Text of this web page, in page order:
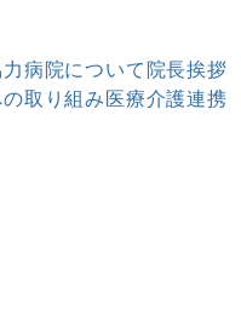
病院について 院長挨拶
取り組み 医療介護連携